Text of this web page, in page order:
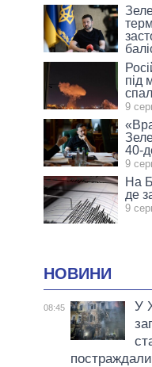
під
9
40-
9
На
де
9
НОВИНИ
08:45
У